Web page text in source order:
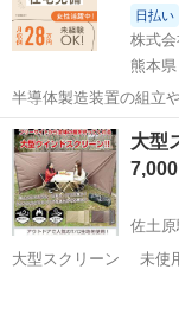
日払い
株式
熊本県
半導体製造装置の組立
中★ワンルーム寮完備
車場あり！正社員登用あり！
仕事 ◇半導体製造装置
熊本 その他
大型
7,000
佐土原
大型スクリーン 未